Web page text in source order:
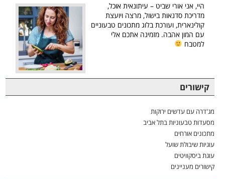
היי, אני אורי שביט – עיתונאית אוכל,
מדריכת סדנאות בישול, מרצה ויועצת
קולינארית, ועורכת בלוג מתכונים טבעוניים
עם המון אהבה. מזמינה אתכם אלי
למטבח
קישורים
מג'דרה עם עדשים ירוקות
מסעדות טבעוניות בתל אביב
מתכונים אורחים
עוגיות שיבולת שועל
עוגת ביסקוויטים
קישורים מעניינים